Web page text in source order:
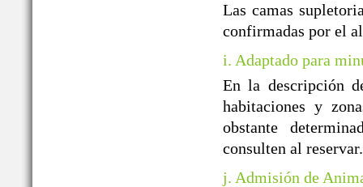
Las camas
confirmadas por el
i. Adaptado para
En la descripción
habitaciones y
obstante
consulten al reservar.
j. Admisión de